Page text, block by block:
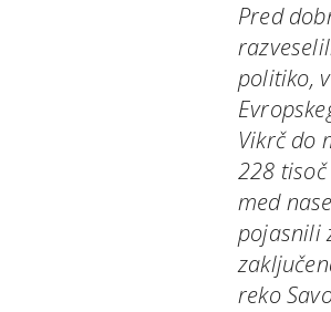
Pred
politiko,
Vikrč do
228
med
pojasnili
reko